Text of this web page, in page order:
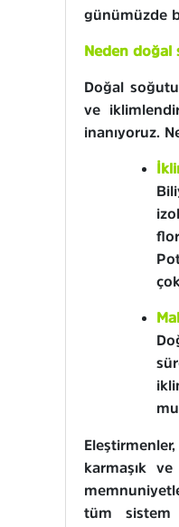
günümüzde
Neden doğal
Doğal
ve
inanıyoruz.
karmaşık
tüm sistem